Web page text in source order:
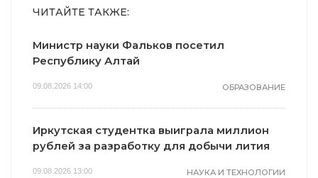
ЧИТАЙТЕ ТАКЖЕ:
Министр науки Фальков посетил
Республику Алтай
09.08.2026 14:00 ОБРАЗОВАНИЕ
Иркутская студентка выиграла миллион
рублей за разработку для добычи лития
09.08.2026 13:00 НАУКА И ТЕХНОЛОГИИ